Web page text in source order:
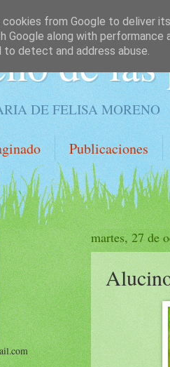
de las
DE FELISA MORENO
Publicaciones
martes, 27 de
from Google to deliver
Google along with
detect and address abuse.